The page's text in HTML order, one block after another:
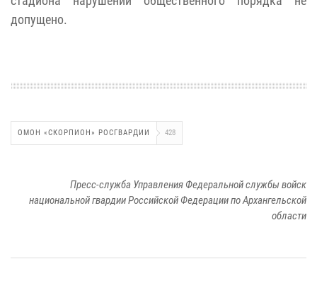
допущено.
ОМОН «СКОРПИОН» РОСГВАРДИИ 428
Пресс-служба Управления Федеральной службы войск
национальной гвардии Российской Федерации по Архангельской
области